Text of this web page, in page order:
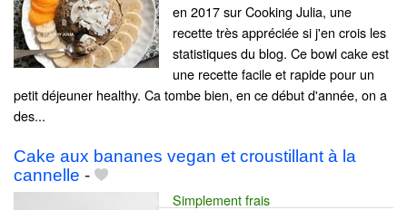
en 2017 sur Cooking Julia, une
recette très appréciée si j'en crois les
statistiques du blog. Ce bowl cake est
une recette facile et rapide pour un
petit déjeuner healthy. Ca tombe bien, en ce début d'année, on a
des...
Cake aux bananes vegan et croustillant à la
cannelle -
Simplement frais